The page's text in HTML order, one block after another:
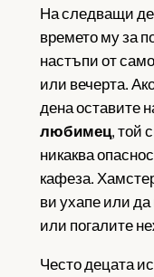
На следващи
времето му за
настъпи от
или вечерта.
дена оставите
любимец, той
никаква
кафеза.
ви ухапе или да
или погалите
Често децата